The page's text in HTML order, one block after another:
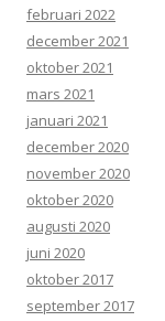
februari 2022
december 2021
oktober 2021
mars 2021
januari 2021
december 2020
november 2020
oktober 2020
augusti 2020
juni 2020
oktober 2017
september 2017